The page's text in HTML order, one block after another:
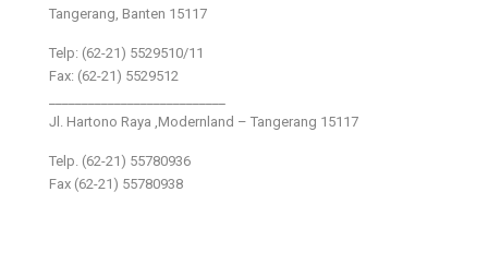
Tangerang, Banten 15117
Telp: (62-21) 5529510/11
Fax: (62-21) 5529512
Jl. Hartono Raya ,Modernland – Tangerang 15117
Telp. (62-21) 55780936
Fax (62-21) 55780938